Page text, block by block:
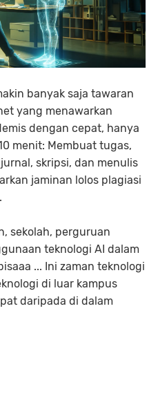
banyak saja tawaran
yang menawarkan
dengan cepat, hanya
menit: Membuat tugas,
skripsi, dan menulis
jaminan lolos plagiasi
sekolah, perguruan
teknologi AI dalam
... Ini zaman teknologi
di luar kampus
daripada di dalam